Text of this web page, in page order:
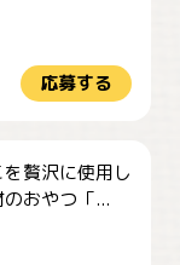
応募する
贅沢に使用し
おやつ「...